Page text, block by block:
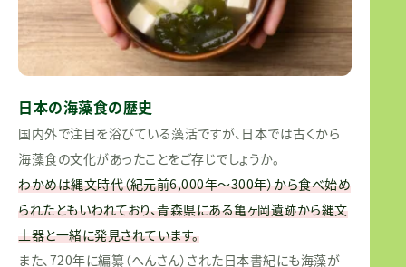
日本の海藻食の歴史
国内外で注目を浴びている藻活ですが、日本では古くから
海藻食の文化があったことをご存じでしょうか。
わかめは縄文時代（紀元前6,000年～300年）から食べ始め
られたともいわれており、青森県にある亀ヶ岡遺跡から縄文
土器と一緒に発見されています。
また、720年に編纂（へんさん）された日本書紀にも海藻が